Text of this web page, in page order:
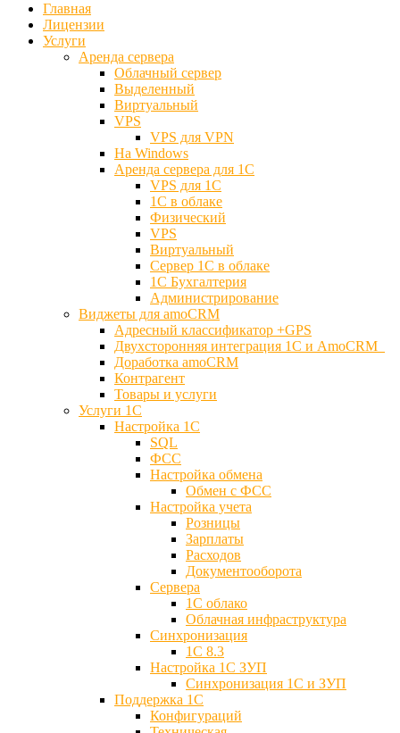
Главная
Лицензии
Услуги
Аренда сервера
Облачный сервер
Выделенный
Виртуальный
VPS
VPS для VPN
На Windows
Аренда сервера для 1С
VPS для 1С
1С в облаке
Физический
VPS
Виртуальный
Сервер 1С в облаке
1С Бухгалтерия
Администрирование
Виджеты для amoCRM
Адресный классификатор +GPS
Двухсторонняя интеграция 1С и AmoCRM
Доработка amoCRM
Контрагент
Товары и услуги
Услуги 1С
Настройка 1С
SQL
ФСС
Настройка обмена
Обмен с ФСС
Настройка учета
Розницы
Зарплаты
Расходов
Документооборота
Сервера
1С облако
Облачная инфраструктура
Синхронизация
1С 8.3
Настройка 1С ЗУП
Синхронизация 1С и ЗУП
Поддержка 1С
Конфигураций